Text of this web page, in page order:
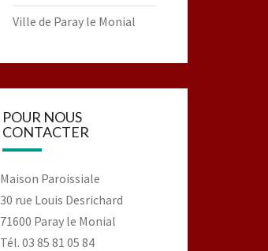
Ville de Paray le Monial
POUR NOUS
CONTACTER
Maison Paroissiale
30 rue Louis Desrichard
71600 Paray le Monial
Tél. 03 85 81 05 84